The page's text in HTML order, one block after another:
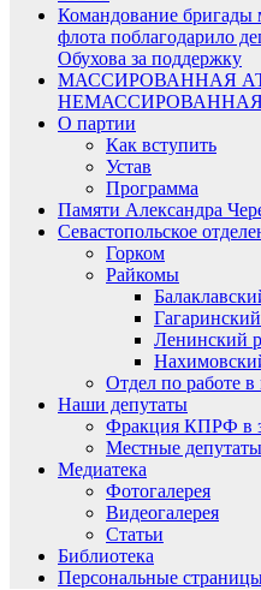
Командование бригады
флота поблагодарило
Обухова за поддержку
МАССИРОВАННАЯ
О партии
Как вступить
Устав
Программа
Памяти Александра
Севастопольское
Горком
Райкомы
Ленинский
Отдел по работе
Наши депутаты
Фракция КПРФ в
Местные депутаты
Медиатека
Фотогалерея
Видеогалерея
Статьи
Библиотека
Персональные